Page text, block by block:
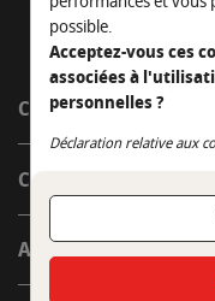
CÔTÉ OUTDOOR
CÔTÉ INDOOR
AUTOUR DE LA TABLE
possible.
Acceptez-vous ces
associées à
personnelles ?
Déclaration relative aux